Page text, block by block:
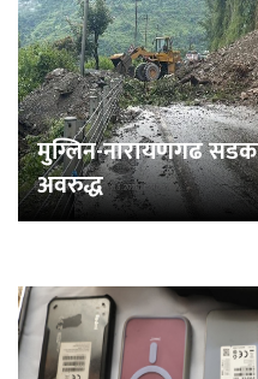
मुग्लिन-नारायणगढ
अवरुद्ध